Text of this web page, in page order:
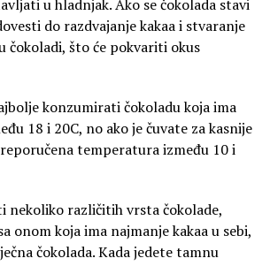
u hladnjak. Ako se čokolada stavi
do razdvajanje kakaa i stvaranje
čokoladi, što će pokvariti okus
konzumirati čokoladu koja ima
18 i 20C, no ako je čuvate za kasnije
temperatura između 10 i
nekoliko različitih vrsta čokolade,
onom koja ima najmanje kakaa u sebi,
čokolada. Kada jedete tamnu